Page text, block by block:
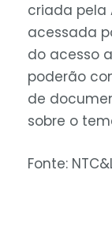
criada pela
acessada
do acesso
poderão
de
sobre o
Fonte: